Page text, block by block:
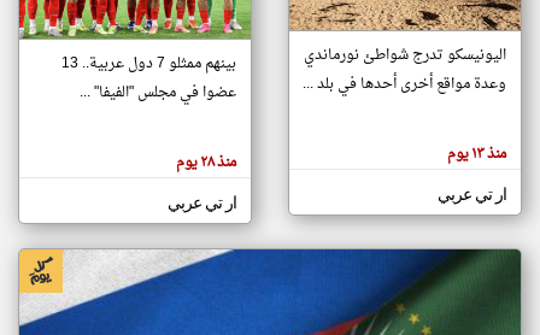
تغيير الدولة
اخبار جزر القمر على مدار الساعة
أهم اخبار جزر القمر العاجلة والمباشرة
هنا عن
وجهة
كاتبيها.
اليونيسكو تدرج شواطئ نورماندي
وعدة مواقع أخرى أحدها في بلد ...
منذ ١٣ يوم
ار تي عربي
بينهم ممثلو 7 دول عربية.. 13
عضوا في مجلس "الفيفا" ...
منذ ٢٨ يوم
ار تي عربي
klyoum.com